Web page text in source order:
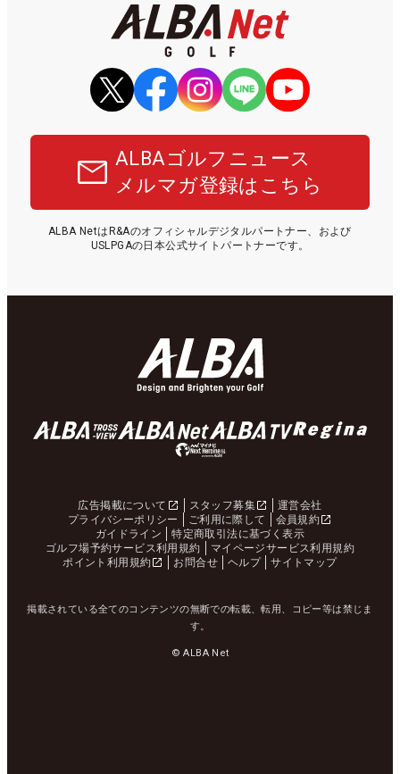
ALBAゴルフニュース
メルマガ登録はこちら
ALBA NetはR&Aのオフィシャルデジタルパートナー、および
USLPGAの日本公式サイトパートナーです。
広告掲載について スタッフ募集
運営会社
プライバシーポリシー
ご利用に際して
会員規約
ガイドライン
特定商取引法に基づく表示
ゴルフ場予約サービス利用規約
マイページサービス利用規約
ポイント利用規約
お問合せ ヘルプ サイトマップ
掲載されている全てのコンテンツの無断での転載、転用、コピー等は禁じま
す。
© ALBA Net